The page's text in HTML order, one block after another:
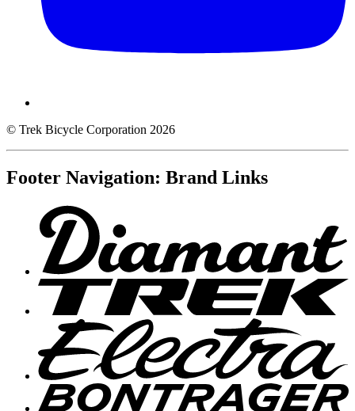
© Trek Bicycle Corporation 2026
Footer Navigation: Brand Links